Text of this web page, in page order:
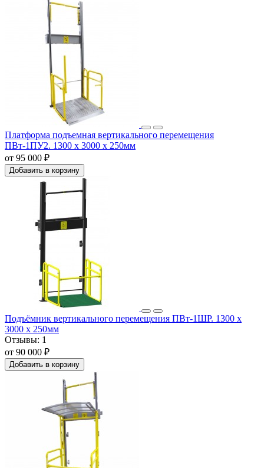
Платформа подъемная вертикального перемещения
ПВт-1ПУ2. 1300 x 3000 x 250мм
от 95 000 ₽
Добавить в корзину
Подъёмник вертикального перемещения ПВт-1ШР. 1300 x
3000 x 250мм
Отзывы: 1
от 90 000 ₽
Добавить в корзину